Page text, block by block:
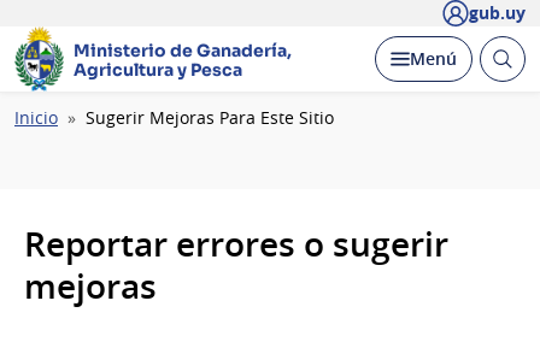
gub.uy
Ministerio de Ganadería,
Agricultura y Pesca
Desplegar
Menú Abrir
Ruta
Inicio Sugerir Mejoras Para Este Sitio
Reportar errores o sugerir
mejoras